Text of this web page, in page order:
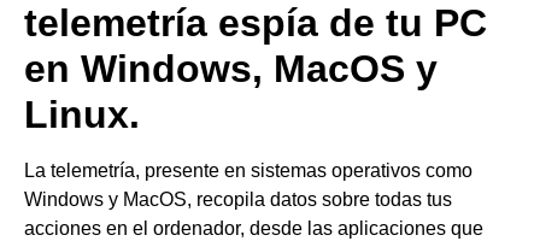
telemetría espía de tu PC
en Windows, MacOS y
Linux.
La telemetría, presente en sistemas operativos como
Windows y MacOS, recopila datos sobre todas tus
acciones en el ordenador, desde las aplicaciones que